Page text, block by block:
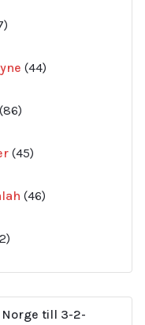
produkter
44
produkter
86
produkter
45
produkter
46
produkter
produkter
till 3-2-